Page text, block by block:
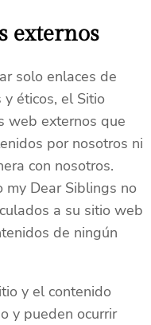
externos
solo enlaces de
éticos, el Sitio
web externos que
por nosotros ni
con nosotros.
my Dear Siblings no
a su sitio web
de ningún
y el contenido
y pueden ocurrir